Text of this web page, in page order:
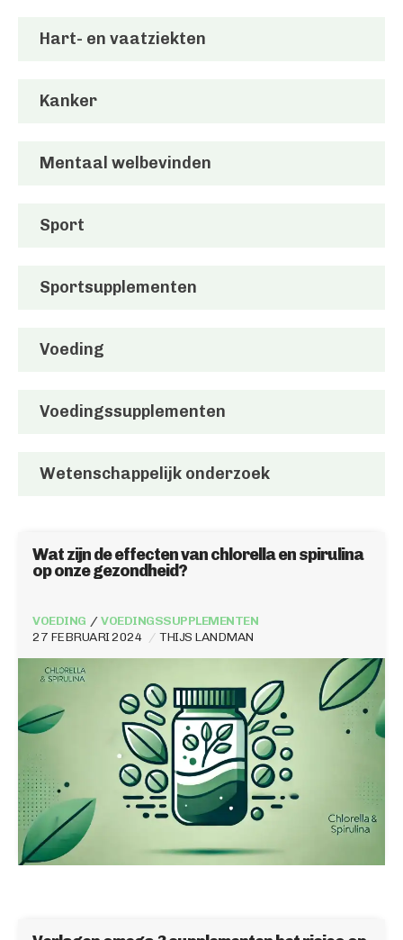
Hart- en vaatziekten
Kanker
Mentaal welbevinden
Sport
Sportsupplementen
Voeding
Voedingssupplementen
Wetenschappelijk onderzoek
Wat zijn de effecten van chlorella en spirulina
op onze gezondheid?
27 FEBRUARI 2024 THIJS LANDMAN
VOEDING VOEDINGSSUPPLEMENTEN